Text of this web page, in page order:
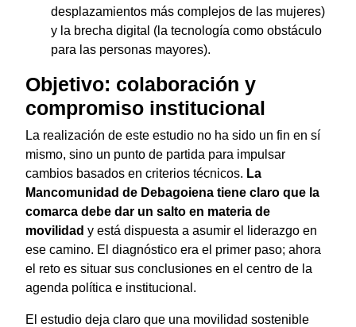
desplazamientos más complejos de las mujeres)
y la brecha digital (la tecnología como obstáculo
para las personas mayores).
Objetivo: colaboración y
compromiso institucional
La realización de este estudio no ha sido un fin en sí
mismo, sino un punto de partida para impulsar
cambios basados en criterios técnicos. La
Mancomunidad de Debagoiena tiene claro que la
comarca debe dar un salto en materia de
movilidad y está dispuesta a asumir el liderazgo en
ese camino. El diagnóstico era el primer paso; ahora
el reto es situar sus conclusiones en el centro de la
agenda política e institucional.
El estudio deja claro que una movilidad sostenible